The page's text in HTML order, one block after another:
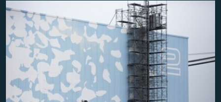
İNFOQRAFIKA
KARIKATURA
AZƏRBAYCAN ƏDƏBIYYATI KITABXANASI
İSLAM VƏ DEMOKRATIYA
İZ - MƏDƏNIYYƏT PROQRAMI
MISSIYAMIZ
PEŞƏ ETIKASI VƏ JURNALISTIKA STANDARTLARIMIZ
MATERIALLARIMIZDAN ISTIFADƏ
AZADLIQRADIOSU MOBIL TELEFONUNUZDA
BIZIMLƏ ƏLAQƏ
XƏBƏR BÜLLETENLƏRIMIZ
BIZI IZLƏ
RFE/RL-in bütün saytları